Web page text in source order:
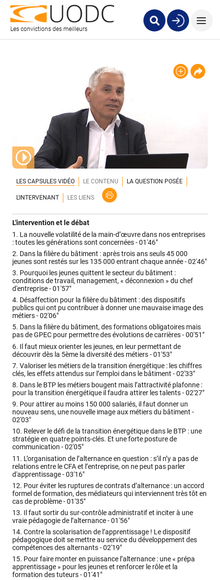
Les convictions des meilleurs
LES CAPSULES VIDÉO LE CONTENU LA QUESTION POSÉE
L'INTERVENANT LES LIENS
L'intervention et le débat
1. La nouvelle volatilité de la main-d’œuvre dans nos entreprises
: toutes les générations sont concernées -01'46"
2. Dans la filière du bâtiment : après trois ans seuls 45 000
jeunes sont restés sur les 135 000 entrant chaque année -02'46"
3. Pourquoi les jeunes quittent le secteur du bâtiment :
conditions de travail, management, « déconnexion » du chef
d'entreprise -01'57"
4. Désaffection pour la filière du bâtiment : des dispositifs
publics qui ont pu contribuer à donner une mauvaise image des
métiers -02'06"
5. Dans la filière du bâtiment, des formations obligatoires mais
pas de GPEC pour permettre des évolutions de carrières -00'51"
6. Il faut mieux orienter les jeunes, en leur permettant de
découvrir dès la 5ème la diversité des métiers -01'53"
7. Valoriser les métiers de la transition énergétique : les chiffres
clés, les effets attendus sur l’emploi dans le bâtiment -02'33"
8. Dans le BTP les métiers bougent mais l’attractivité plafonne :
pour la transition énergétique il faudra attirer les talents -02'27"
9. Pour attirer au moins 150 000 salariés, il faut donner un
nouveau sens, une nouvelle image aux métiers du bâtiment -
02'03"
10. Relever le défi de la transition énergétique dans le BTP : une
stratégie en quatre points-clés. Et une forte posture de
communication -02'05"
11. L’organisation de l’alternance en question : s’il n’y a pas de
relations entre le CFA et l’entreprise, on ne peut pas parler
d'apprentissage -03'16"
12. Pour éviter les ruptures de contrats d’alternance : un accord
formel de formation, des médiateurs qui interviennent très tôt en
cas de problème -01'35"
13. Il faut sortir du sur-contrôle administratif et inciter à une
vraie pédagogie de l’alternance -01'56"
14. Contre la scolarisation de l’apprentissage ! Le dispositif
pédagogique doit se mettre au service du développement des
compétences des alternants -02'19"
15. Pour faire monter en puissance l’alternance : une « prépa
apprentissage » pour les jeunes et renforcer le rôle et la
formation des tuteurs -01'41"